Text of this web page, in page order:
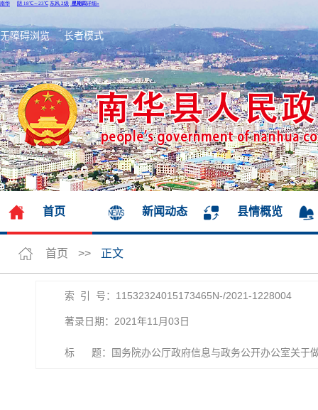
无障碍浏览 长者模式
首页 新闻动态 县情概览
首页 >> 正文
索 引 号：11532324015173465N-/2021-1228004
著录日期：2021年11月03日
标 题：国务院办公厅政府信息与政务公开办公室关于